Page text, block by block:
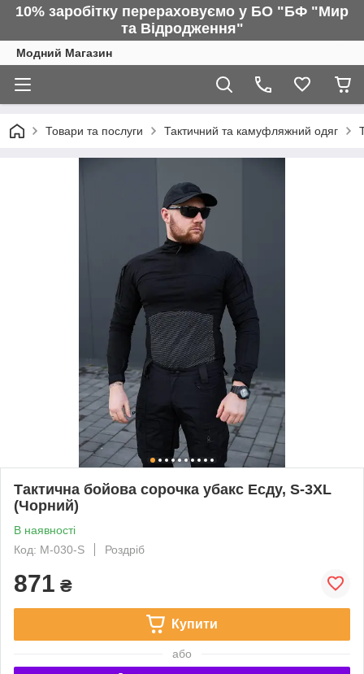
10% заробітку перераховуємо у БО "БФ "Мир
та Відродження"
Модний Магазин
Товари та послуги Тактичний та камуфляжний одяг
Тактична бойова сорочка убакс Есду, S-3XL
(Чорний)
В наявності
Код: M-030-S
Роздріб
871 ₴
Купити
або